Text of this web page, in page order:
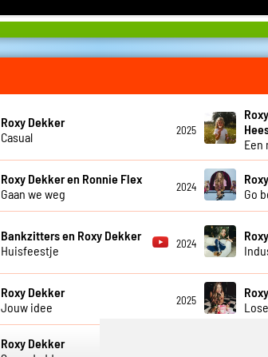
Roxy Dekker
Casual
2025
Een
Roxy Dekker en Ronnie Flex
Gaan we weg
2024
Go
Bankzitters en Roxy Dekker
Huisfeestje
2024
Roxy Dekker
Jouw idee
2025
Roxy Dekker